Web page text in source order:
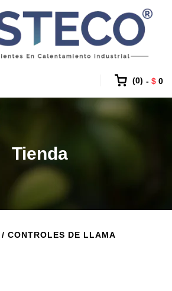
0 $0
Tienda
/ CONTROLES DE LLAMA